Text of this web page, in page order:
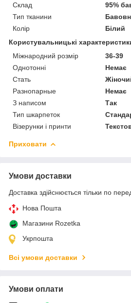
Склад
95%
Тип тканини
Колір
Білий
Користувальницькі
Міжнародний розмір
36-39
Однотонні
Немає
Стать
Разнопарные
Немає
З написом
Так
Тип шкарпеток
Візерунки і принти
Приховати
Умови доставки
Доставка здійснюється тільки по
Нова Пошта
Магазини Rozetka
Укрпошта
Всі умови доставки
Умови оплати